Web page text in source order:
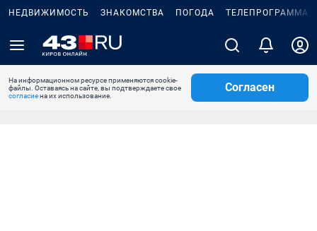
НЕДВИЖИМОСТЬ ЗНАКОМСТВА ПОГОДА ТЕЛЕПРОГРАММА
На информационном ресурсе применяются cookie-
файлы. Оставаясь на сайте, вы подтверждаете свое
согласиена их использование.
Согласен